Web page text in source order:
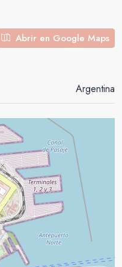
Abrir en Google Maps
Argentina